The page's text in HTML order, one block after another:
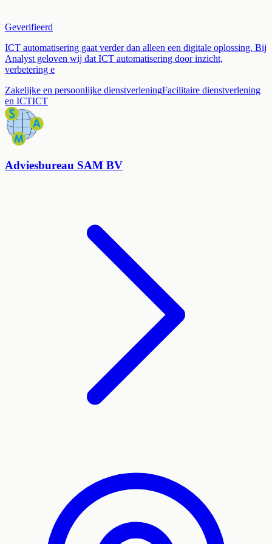
Geverifieerd
ICT automatisering gaat verder dan alleen een digitale oplossing. Bij
Analyst geloven wij dat ICT automatisering door inzicht,
verbetering e
Zakelijke en persoonlijke dienstverleningFacilitaire dienstverlening
en ICTICT
Adviesbureau SAM BV